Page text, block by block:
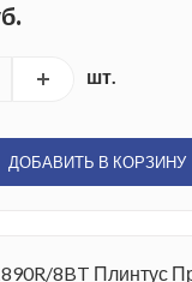
шт.
ДОБАВИТЬ В КОРЗИНУ